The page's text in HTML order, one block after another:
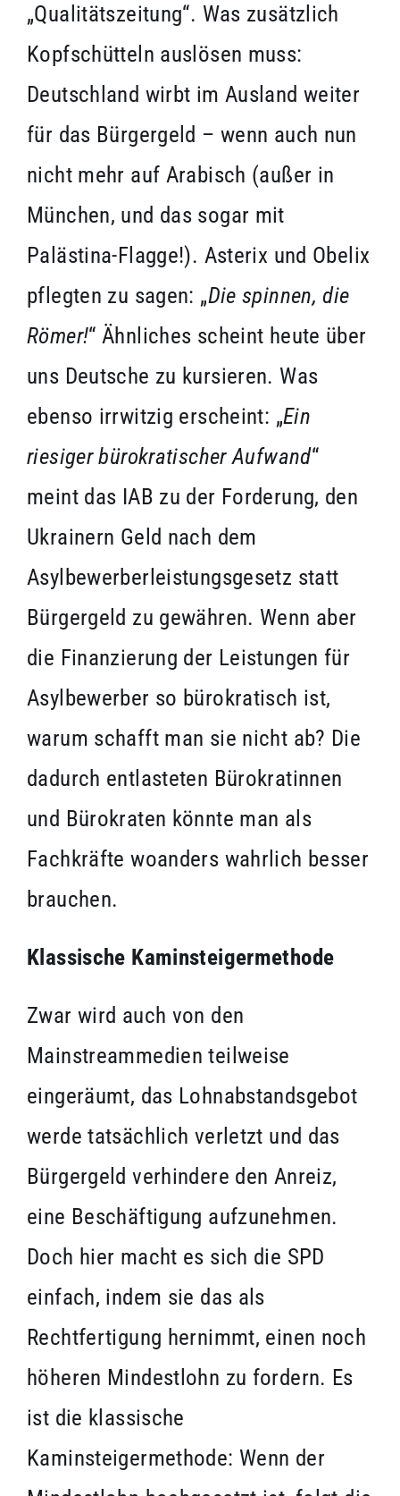
„Qualitätszeitung“. Was zusätzlich
Kopfschütteln auslösen muss:
Deutschland wirbt im Ausland weiter
für das Bürgergeld – wenn auch nun
nicht mehr auf Arabisch (außer in
München, und das sogar mit
Palästina-Flagge!). Asterix und Obelix
pflegten zu sagen: „Die spinnen, die
Römer!“ Ähnliches scheint heute über
uns Deutsche zu kursieren. Was
ebenso irrwitzig erscheint: „Ein
riesiger bürokratischer Aufwand“
meint das IAB zu der Forderung, den
Ukrainern Geld nach dem
Asylbewerberleistungsgesetz statt
Bürgergeld zu gewähren. Wenn aber
die Finanzierung der Leistungen für
Asylbewerber so bürokratisch ist,
warum schafft man sie nicht ab? Die
dadurch entlasteten Bürokratinnen
und Bürokraten könnte man als
Fachkräfte woanders wahrlich besser
brauchen.
Klassische Kaminsteigermethode
Zwar wird auch von den
Mainstreammedien teilweise
eingeräumt, das Lohnabstandsgebot
werde tatsächlich verletzt und das
Bürgergeld verhindere den Anreiz,
eine Beschäftigung aufzunehmen.
Doch hier macht es sich die SPD
einfach, indem sie das als
Rechtfertigung hernimmt, einen noch
höheren Mindestlohn zu fordern. Es
ist die klassische
Kaminsteigermethode: Wenn der